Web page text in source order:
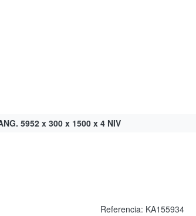
5952 x 300 x 1500 x 4 NIV
Referencia: KA155934